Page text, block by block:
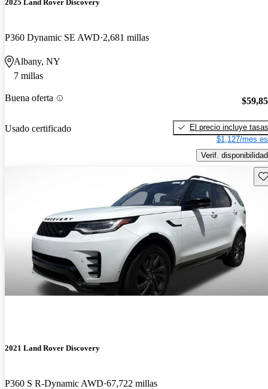
2025 Land Rover Discovery
P360 Dynamic SE AWD 2,681 millas
Albany, NY
7 millas
Buena oferta
Usado certificado
El precio incluye tasas
$1,127/mes
Verif. disponibilidad
2021 Land Rover Discovery
P360 S R-Dynamic AWD 67,722 millas